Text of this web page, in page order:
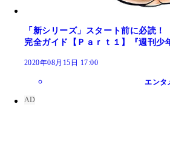
「新シリーズ」スタート前に必読
完全ガイド【Ｐａｒｔ１】『週刊少
2020年08月15日 17:00
エンタ